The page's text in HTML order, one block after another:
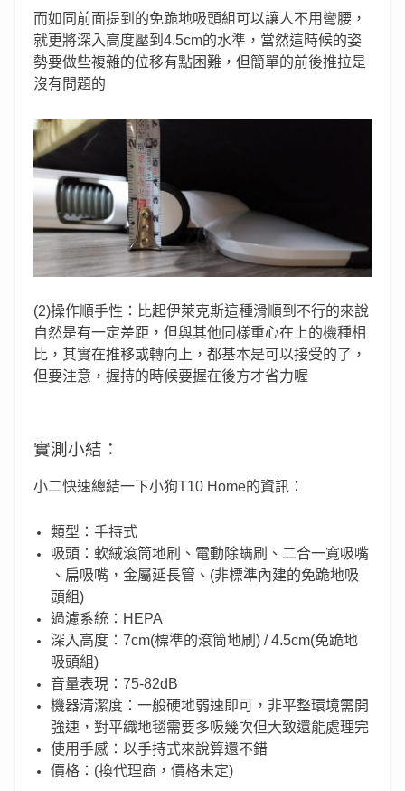
而如同前面提到的免跪地吸頭組可以讓人不用彎腰，
就更將深入高度壓到4.5cm的水準，當然這時候的姿
勢要做些複雜的位移有點困難，但簡單的前後推拉是
沒有問題的
(2)操作順手性：比起伊萊克斯這種滑順到不行的來說
自然是有一定差距，但與其他同樣重心在上的機種相
比，其實在推移或轉向上，都基本是可以接受的了，
但要注意，握持的時候要握在後方才省力喔
實測小結：
小二快速總結一下小狗T10 Home的資訊：
類型：手持式
吸頭：軟絨滾筒地刷、電動除螨刷、二合一寬吸嘴
、扁吸嘴，金屬延長管、(非標準內建的免跪地吸
頭組)
過濾系統：HEPA
深入高度：7cm(標準的滾筒地刷) / 4.5cm(免跪地
吸頭組)
音量表現：75-82dB
機器清潔度：一般硬地弱速即可，非平整環境需開
強速，對平織地毯需要多吸幾次但大致還能處理完
使用手感：以手持式來說算還不錯
價格：(換代理商，價格未定)